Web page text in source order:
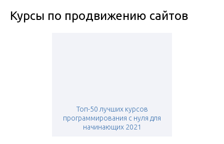
Курсы по продвижению сайтов
Топ-50 лучших курсов
программирования с нуля для
начинающих 2021